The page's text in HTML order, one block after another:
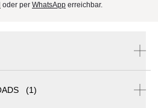
oder per WhatsApp erreichbar.
(1)